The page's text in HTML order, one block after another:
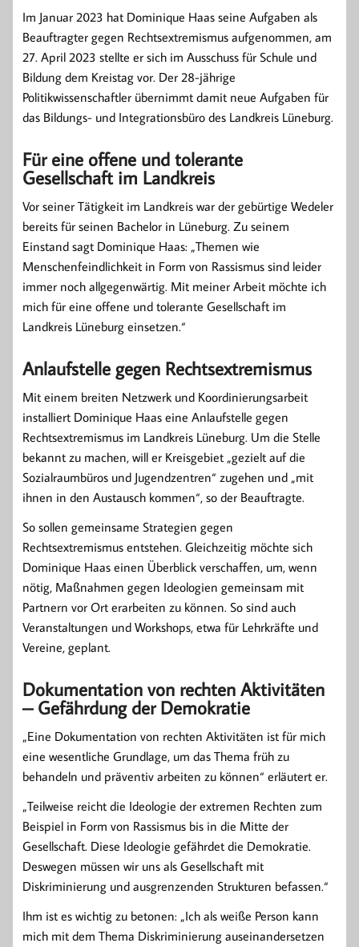
Im Januar 2023 hat Dominique Haas seine Aufgaben als
Beauftragter gegen Rechtsextremismus aufgenommen, am
27. April 2023 stellte er sich im Ausschuss für Schule und
Bildung dem Kreistag vor. Der 28-jährige
Politikwissenschaftler übernimmt damit neue Aufgaben für
das Bildungs- und Integrationsbüro des Landkreis Lüneburg.
Für eine offene und tolerante
Gesellschaft im Landkreis
Vor seiner Tätigkeit im Landkreis war der gebürtige Wedeler
bereits für seinen Bachelor in Lüneburg. Zu seinem
Einstand sagt Dominique Haas: „Themen wie
Menschenfeindlichkeit in Form von Rassismus sind leider
immer noch allgegenwärtig. Mit meiner Arbeit möchte ich
mich für eine offene und tolerante Gesellschaft im
Landkreis Lüneburg einsetzen.“
Anlaufstelle gegen Rechtsextremismus
Mit einem breiten Netzwerk und Koordinierungsarbeit
installiert Dominique Haas eine Anlaufstelle gegen
Rechtsextremismus im Landkreis Lüneburg. Um die Stelle
bekannt zu machen, will er Kreisgebiet „gezielt auf die
Sozialraumbüros und Jugendzentren“ zugehen und „mit
ihnen in den Austausch kommen“, so der Beauftragte.
So sollen gemeinsame Strategien gegen
Rechtsextremismus entstehen. Gleichzeitig möchte sich
Dominique Haas einen Überblick verschaffen, um, wenn
nötig, Maßnahmen gegen Ideologien gemeinsam mit
Partnern vor Ort erarbeiten zu können. So sind auch
Veranstaltungen und Workshops, etwa für Lehrkräfte und
Vereine, geplant.
Dokumentation von rechten Aktivitäten
– Gefährdung der Demokratie
„Eine Dokumentation von rechten Aktivitäten ist für mich
eine wesentliche Grundlage, um das Thema früh zu
behandeln und präventiv arbeiten zu können“ erläutert er.
„Teilweise reicht die Ideologie der extremen Rechten zum
Beispiel in Form von Rassismus bis in die Mitte der
Gesellschaft. Diese Ideologie gefährdet die Demokratie.
Deswegen müssen wir uns als Gesellschaft mit
Diskriminierung und ausgrenzenden Strukturen befassen.“
Ihm ist es wichtig zu betonen: „Ich als weiße Person kann
mich mit dem Thema Diskriminierung auseinandersetzen